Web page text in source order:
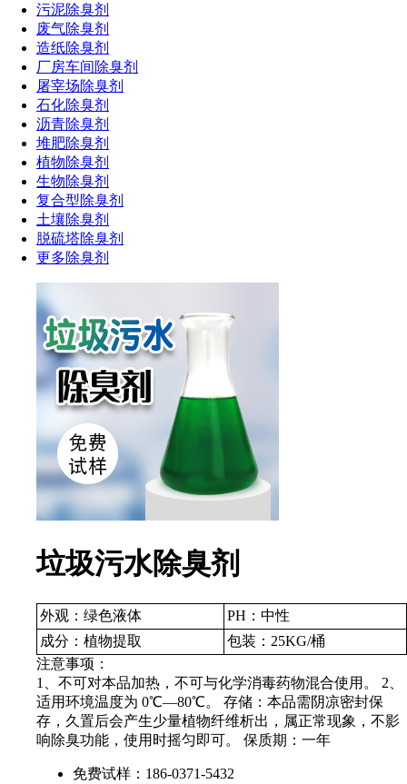
污泥除臭剂
废气除臭剂
造纸除臭剂
厂房车间除臭剂
屠宰场除臭剂
石化除臭剂
沥青除臭剂
堆肥除臭剂
植物除臭剂
生物除臭剂
复合型除臭剂
土壤除臭剂
脱硫塔除臭剂
更多除臭剂
垃圾污水除臭剂
外观：绿色液体
PH：中性
成分：植物提取
包装：25KG/桶
注意事项：
1、不可对本品加热，不可与化学消毒药物混合使用。 2、
适用环境温度为 0℃—80℃。 存储：本品需阴凉密封保
存，久置后会产生少量植物纤维析出，属正常现象，不影
响除臭功能，使用时摇匀即可。 保质期：一年
免费试样：186-0371-5432